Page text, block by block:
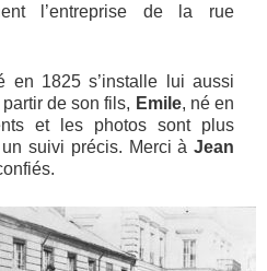
l’entreprise de la rue
en 1825 s’installe lui aussi
de son fils, Emile, né en
et les photos sont plus
suivi précis. Merci à Jean